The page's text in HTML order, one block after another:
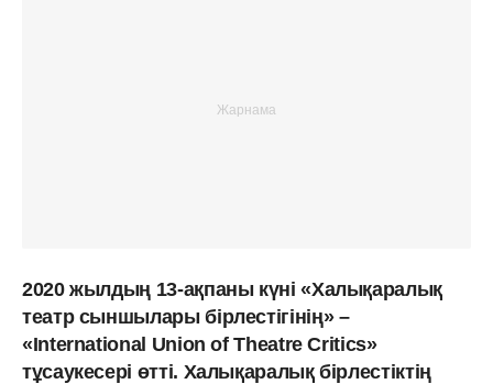
2020 жылдың 13-ақпаны күні «Халықаралық
театр сыншылары бірлестігінің» –
«International Union of Theatre Critics»
тұсаукесері өтті. Халықаралық бірлестіктің